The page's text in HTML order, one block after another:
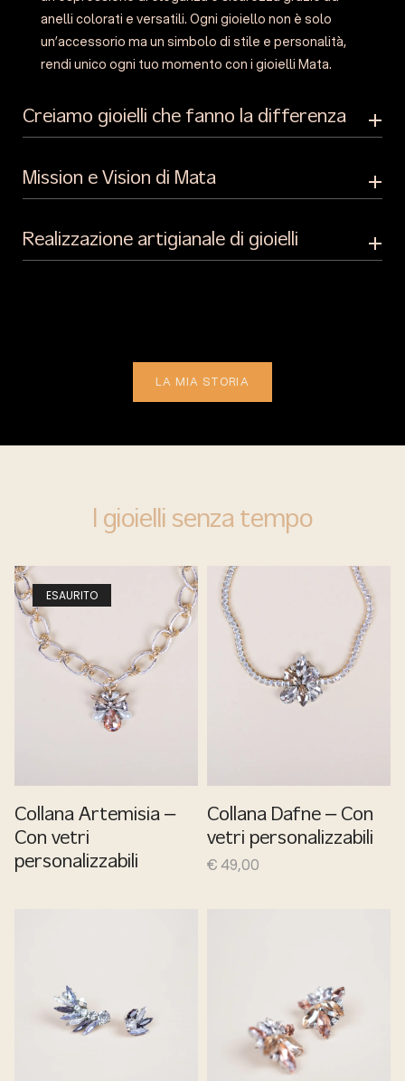
anelli colorati e versatili. Ogni gioiello non è solo
un’accessorio ma un simbolo di stile e personalità,
rendi unico ogni tuo momento con i gioielli Mata.
Creiamo gioielli che fanno la differenza
Mission e Vision di Mata
Realizzazione artigianale di gioielli
LA MIA STORIA
I gioielli senza tempo
ESAURITO
Collana Artemisia –
Con vetri
personalizzabili
Collana Dafne – Con
vetri personalizzabili
€49,00